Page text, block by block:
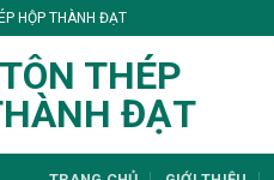
HỘP THÀNH ĐẠT